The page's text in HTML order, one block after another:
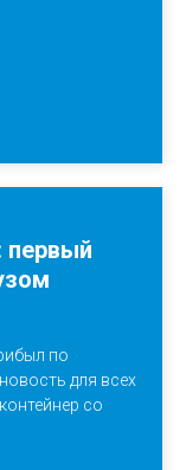
первый
по
для всех
со